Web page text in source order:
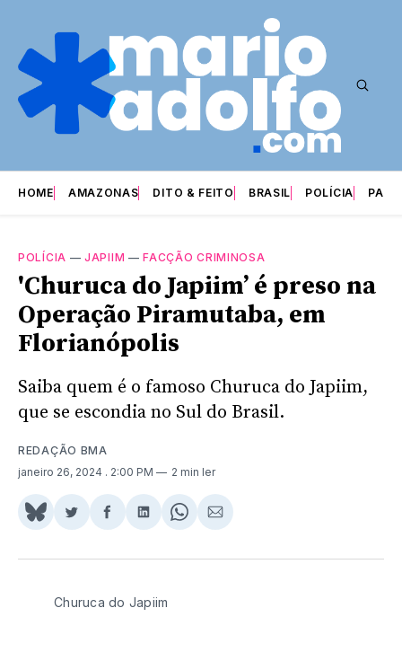
HOME AMAZONAS DITO & FEITO BRASIL POLÍCIA
POLÍCIA —JAPIIM —FACÇÃO CRIMINOSA
'Churuca do Japiim’ é preso na
Operação Piramutaba, em
Florianópolis
Saiba quem é o famoso Churuca do Japiim,
que se escondia no Sul do Brasil.
REDAÇÃO BMA
janeiro 26, 2024 . 2:00 PM 2 min ler
Share
BlueSky
Compartilhar
Twitter
Compartilhar
Facebook
Compartilhar
LinkedIn
Share
WhatsApp
Compartilhar
Email
Churuca do Japiim